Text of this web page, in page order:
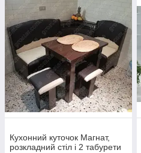
Кухонний куточок Магнат,
розкладний стіл і 2 табурети